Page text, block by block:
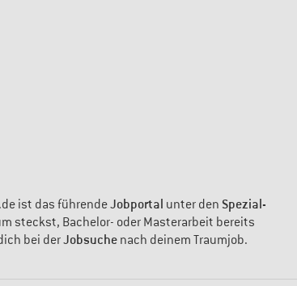
ist das führendeJobportal unter den Spezial-
steckst, Bachelor- oder Masterarbeit bereits
bei derJobsuche nach deinem Traumjob.